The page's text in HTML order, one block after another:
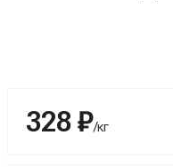
328 ₽/кг